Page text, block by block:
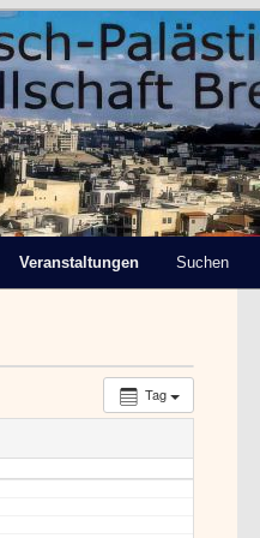
Veranstaltungen Suchen
Tag